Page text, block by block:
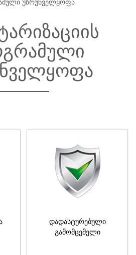
უზრუნველყოფა
დადასტურებული
გამომცემელი